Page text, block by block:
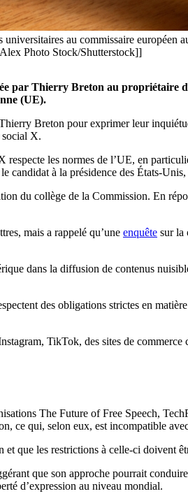
au commissaire
Photo Stock/Shutterstock]]
par Thierry Breton au propriétaire
(UE).
Breton pour exprimer leur
social X.
les normes de l’UE, en
candidat à la présidence des États-
du collège de la Commission. En
mais a rappelé qu’une enquête sur la
dans la diffusion de contenus
des obligations strictes en
TikTok, des sites de commerce
The Future of Free Speech,
ce qui, selon eux, est incompatible
que les restrictions à celle-ci doivent
que son approche pourrait
d’expression au niveau mondial.